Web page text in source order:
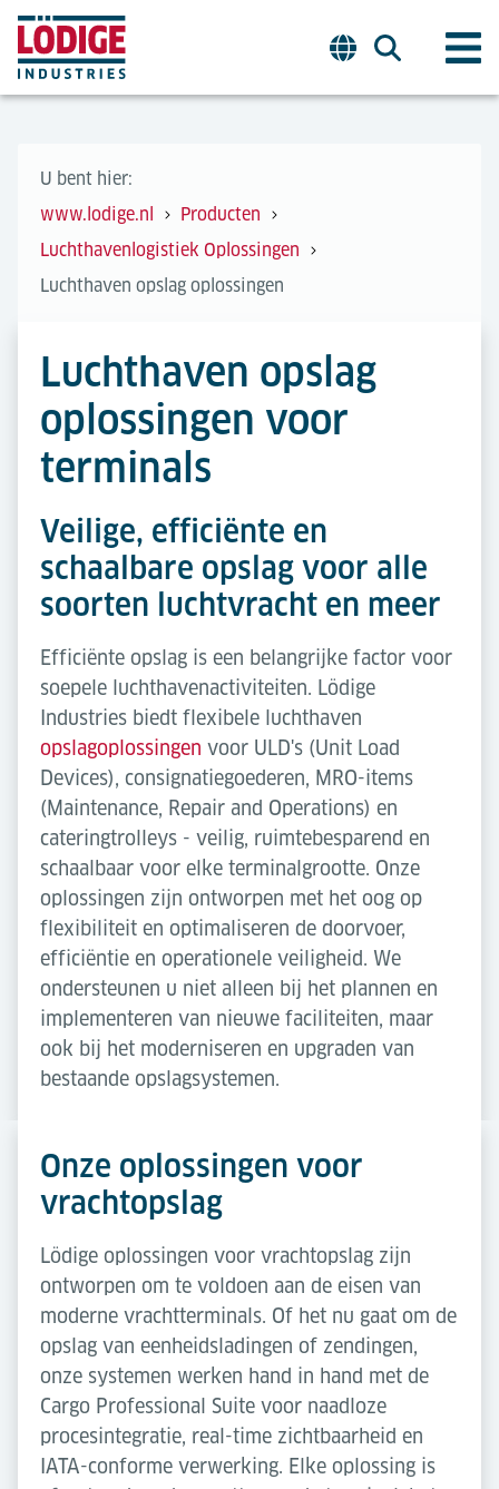
U bent hier:
www.lodige.nl
Producten
Luchthavenlogistiek Oplossingen
Luchthaven opslag oplossingen
Luchthaven opslag
oplossingen voor
terminals
Veilige, efficiënte en
schaalbare opslag voor alle
soorten luchtvracht en meer
Efficiënte opslag is een belangrijke factor voor
soepele luchthavenactiviteiten. Lödige
Industries biedt flexibele luchthaven
opslagoplossingen voor ULD's (Unit Load
Devices), consignatiegoederen, MRO-items
(Maintenance, Repair and Operations) en
cateringtrolleys - veilig, ruimtebesparend en
schaalbaar voor elke terminalgrootte. Onze
oplossingen zijn ontworpen met het oog op
flexibiliteit en optimaliseren de doorvoer,
efficiëntie en operationele veiligheid. We
ondersteunen u niet alleen bij het plannen en
implementeren van nieuwe faciliteiten, maar
ook bij het moderniseren en upgraden van
bestaande opslagsystemen.
Onze oplossingen voor
vrachtopslag
Lödige oplossingen voor vrachtopslag zijn
ontworpen om te voldoen aan de eisen van
moderne vrachtterminals. Of het nu gaat om de
opslag van eenheidsladingen of zendingen,
onze systemen werken hand in hand met de
Cargo Professional Suite voor naadloze
procesintegratie, real-time zichtbaarheid en
IATA-conforme verwerking. Elke oplossing is